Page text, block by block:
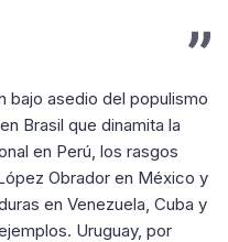
bajo asedio del populismo
Brasil que dinamita la
en Perú, los rasgos
Obrador en México y
en Venezuela, Cuba y
Uruguay, por